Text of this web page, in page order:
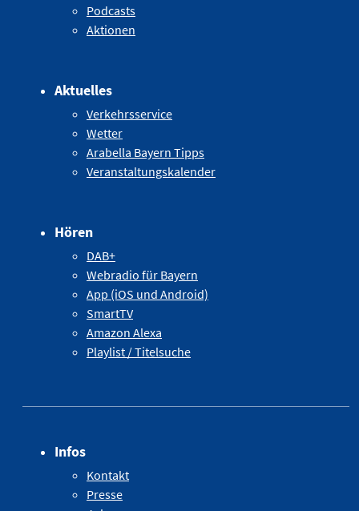
Podcasts
Aktionen
Aktuelles
Verkehrsservice
Wetter
Arabella Bayern Tipps
Veranstaltungskalender
Hören
DAB+
Webradio für Bayern
App (iOS und Android)
SmartTV
Amazon Alexa
Playlist / Titelsuche
Infos
Kontakt
Presse